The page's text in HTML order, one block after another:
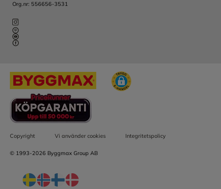
Org.nr: 556656-3531
Copyright Vi använder cookies Integritetspolicy
© 1993-2026 Byggmax Group AB